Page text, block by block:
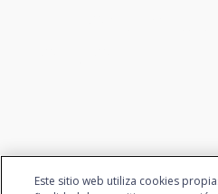
Este sitio web utiliza cookies